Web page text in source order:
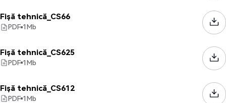
Fișă tehnică_CS66
PDF 1Mb
Fișă tehnică_CS625
PDF 1Mb
Fișă tehnică_CS612
PDF 1Mb